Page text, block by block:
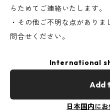
らためてご連絡いたします。
・その他ご不明な点があり
問合せください。
International
Add
日本国内に